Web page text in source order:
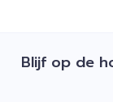
Blijf op de